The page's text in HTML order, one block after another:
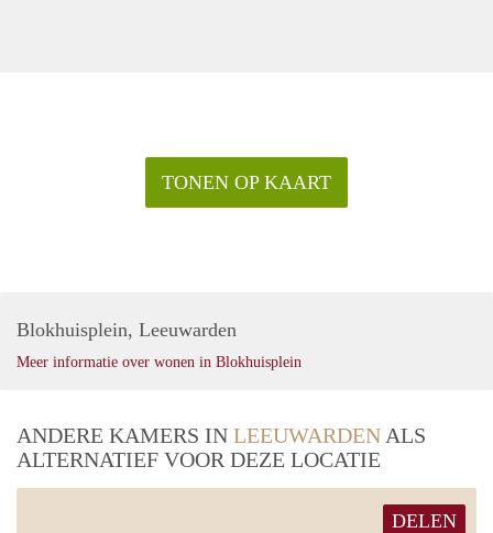
TONEN OP KAART
Blokhuisplein, Leeuwarden
Meer informatie over wonen in Blokhuisplein
ANDERE KAMERS IN LEEUWARDEN ALS
ALTERNATIEF VOOR DEZE LOCATIE
DELEN